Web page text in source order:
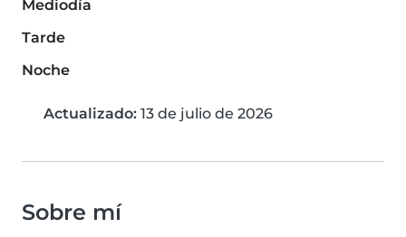
Mediodía
Tarde
Noche
Actualizado: 13 de julio de 2026
Sobre mí